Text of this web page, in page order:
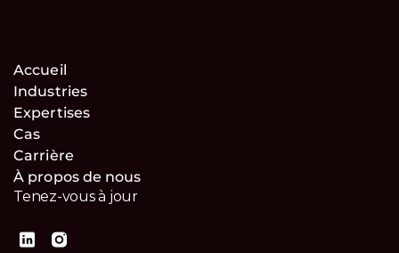
Accueil
Industries
Expertises
Cas
Carrière
À propos de nous
Tenez-vous à jour